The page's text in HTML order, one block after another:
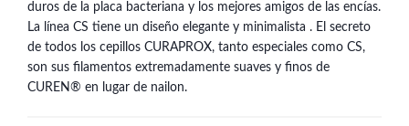
duros de la placa bacteriana y los mejores amigos de las encías.
La línea CS tiene un diseño elegante y minimalista . El secreto
de todos los cepillos CURAPROX, tanto especiales como CS,
son sus filamentos extremadamente suaves y finos de
CUREN® en lugar de nailon.